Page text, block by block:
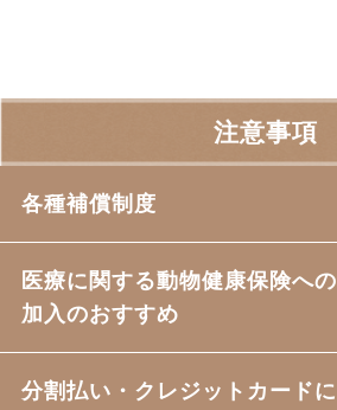
注意事項
各種補償制度
医療に関する動物健康保険への
加入のおすすめ
分割払い・クレジットカードに